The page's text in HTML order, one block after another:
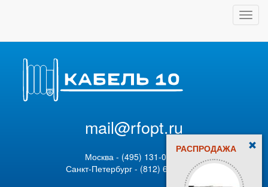
mail@rfopt.ru
Москва - (495) 131-02-05
Санкт-Петербург - (812) 628-80-89
РАСПРОДАЖА